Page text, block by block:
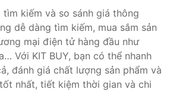
tìm kiếm và so sánh giá thông
dễ dàng tìm kiếm, mua sắm sản
mại điện tử hàng đầu như
Với KIT BUY, bạn có thể nhanh
đánh giá chất lượng sản phẩm và
nhất, tiết kiệm thời gian và chi